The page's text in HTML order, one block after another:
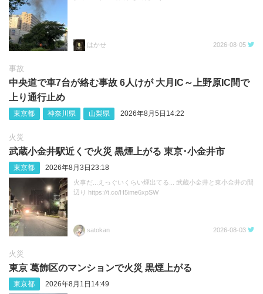
はかせ 2026-08-05
事故
中央道で車7台が絡む事故 6人けが 大月IC～上野原IC間で
上り通行止め
東京都 神奈川県 山梨県 2026年8月5日14:22
火災
武蔵小金井駅近くで火災 黒煙上がる 東京･小金井市
東京都 2026年8月3日23:18
火事だ...えっぐいくらい煙出てる... 武蔵小金井と東小金井の間
辺り https://t.co/H5ime6xpSW
satokan 2026-08-03
火災
東京 葛飾区のマンションで火災 黒煙上がる
東京都 2026年8月1日14:49